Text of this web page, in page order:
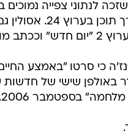
"עד סוף העולם" בערוץ 10 שזכה
ברנז'ה כי סרטו